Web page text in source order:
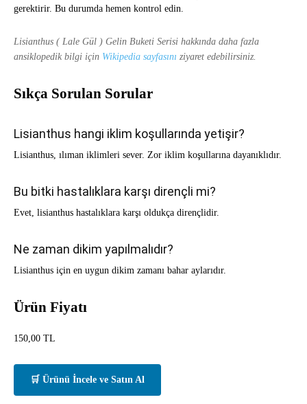
gerektirir. Bu durumda hemen kontrol edin.
Lisianthus ( Lale Gül ) Gelin Buketi Serisi hakkında daha fazla
ansiklopedik bilgi için Wikipedia sayfasını ziyaret edebilirsiniz.
Sıkça Sorulan Sorular
Lisianthus hangi iklim koşullarında yetişir?
Lisianthus, ılıman iklimleri sever. Zor iklim koşullarına dayanıklıdır.
Bu bitki hastalıklara karşı dirençli mi?
Evet, lisianthus hastalıklara karşı oldukça dirençlidir.
Ne zaman dikim yapılmalıdır?
Lisianthus için en uygun dikim zamanı bahar aylarıdır.
Ürün Fiyatı
150,00 TL
🛒 Ürünü İncele ve Satın Al